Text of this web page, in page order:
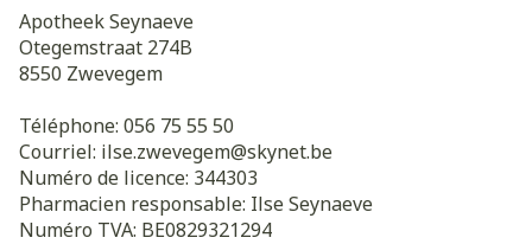
Apotheek Seynaeve
Otegemstraat 274B
8550 Zwevegem
Téléphone: 056 75 55 50
Courriel: ilse.zwevegem@skynet.be
Numéro de licence: 344303
Pharmacien responsable: Ilse Seynaeve
Numéro TVA: BE0829321294